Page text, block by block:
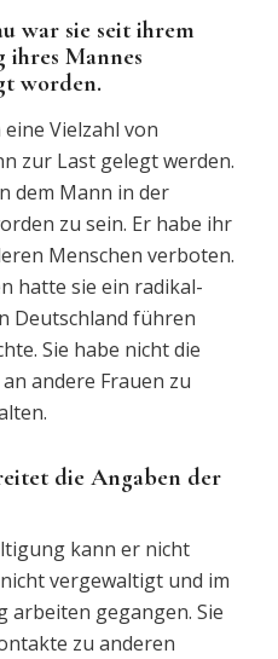
war sie seit ihrem
ihres Mannes
worden.
Vielzahl von
zur Last gelegt werden.
dem Mann in der
zu sein. Er habe ihr
Menschen verboten.
hatte sie ein radikal-
Deutschland führen
Sie habe nicht die
andere Frauen zu
die Angaben der
kann er nicht
vergewaltigt und im
arbeiten gegangen. Sie
zu anderen